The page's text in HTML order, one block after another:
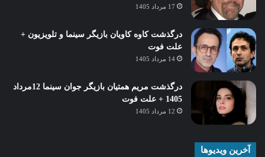
17 مرداد 1405
درگذشت کاوه کاویان بازیگر سینما و تلویزیون +
علت فوت
14 مرداد 1405
درگذشت مریم همتیان بازیگر جوان سینما 12مرداد
1405 + علت فوت
12 مرداد 1405
آخرین ویدیوها